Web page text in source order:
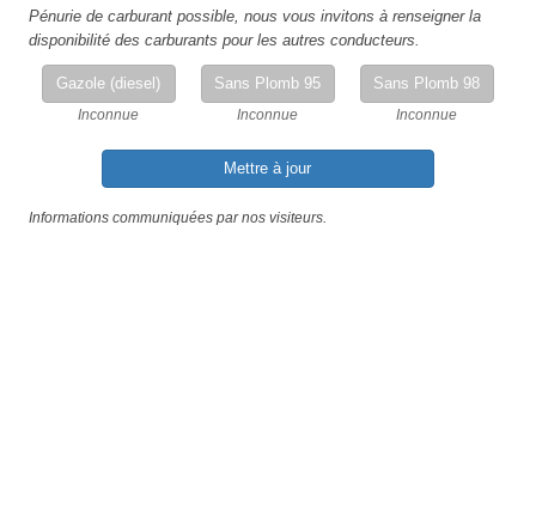
Pénurie de carburant possible, nous vous invitons à renseigner la
disponibilité des carburants pour les autres conducteurs.
Gazole (diesel)
Inconnue
Sans Plomb 95
Inconnue
Sans Plomb 98
Inconnue
Mettre à jour
Informations communiquées par nos visiteurs.